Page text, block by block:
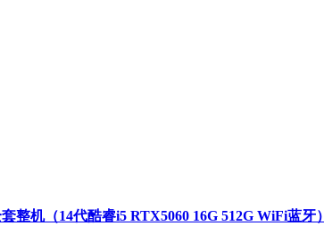
机（14代酷睿i5 RTX5060 16G 512G WiFi蓝牙）